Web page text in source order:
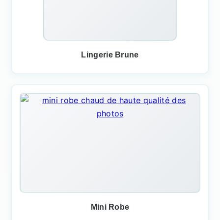
Lingerie Brune
Mini Robe